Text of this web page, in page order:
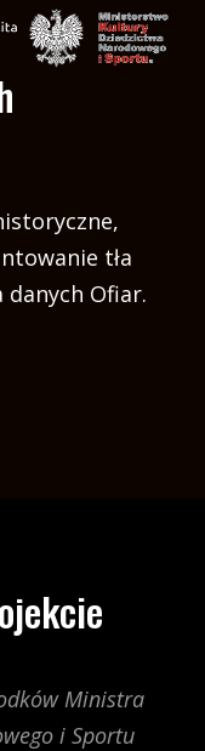
tła
Ofiar.
Ministra
i Sportu